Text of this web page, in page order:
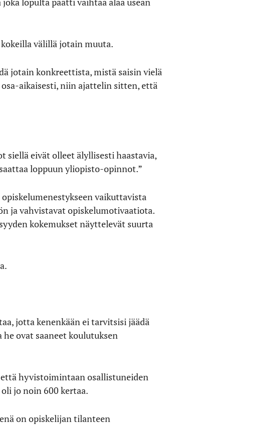
välillä jotain muuta.
jotain konkreettista, mistä saisin vielä
aikaisesti, niin ajattelin sitten, että
siellä eivät olleet älyllisesti haastavia,
loppuun yliopisto-opinnot.”
vaikuttavista
ja vahvistavat opiskelumotivaatiota.
kokemukset näyttelevät suurta
jotta kenenkään ei tarvitsisi jäädä
ovat saaneet koulutuksen
hyvistoimintaan osallistuneiden
jo noin 600 kertaa.
on opiskelijan tilanteen